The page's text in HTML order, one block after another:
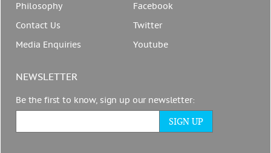
Philosophy
Contact Us
Media Enquiries
Facebook
Twitter
Youtube
NEWSLETTER
Be the first to know, sign up our newsletter: